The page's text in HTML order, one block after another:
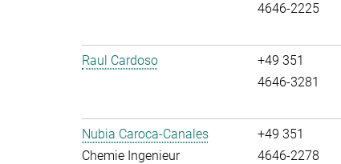
4646-2225
Raul Cardoso
+49 351
4646-3281
Nubia Caroca-Canales
Chemie Ingenieur
+49 351
4646-2278